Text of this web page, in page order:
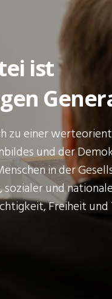
ist
zu einer
und der
in der
und
Freiheit